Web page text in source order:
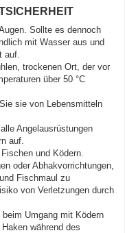
Sollte es dennoch
mit Wasser aus und
auf.
trockenen Ort, der vor
über 50 °C
sie von Lebensmitteln
Angelausrüstungen
auf.
und Ködern.
oder Abhakvorrichtungen,
Fischmaul zu
von Verletzungen durch
Umgang mit Ködern
während des